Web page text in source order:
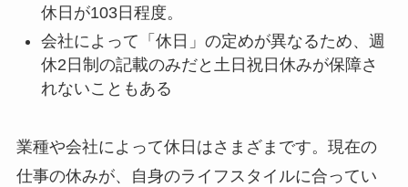
休日が103日程度。
会社によって「休日」の定めが異なるため、週
休2日制の記載のみだと土日祝日休みが保障さ
れないこともある
業種や会社によって休日はさまざまです。現在の
仕事の休みが、自身のライフスタイルに合ってい